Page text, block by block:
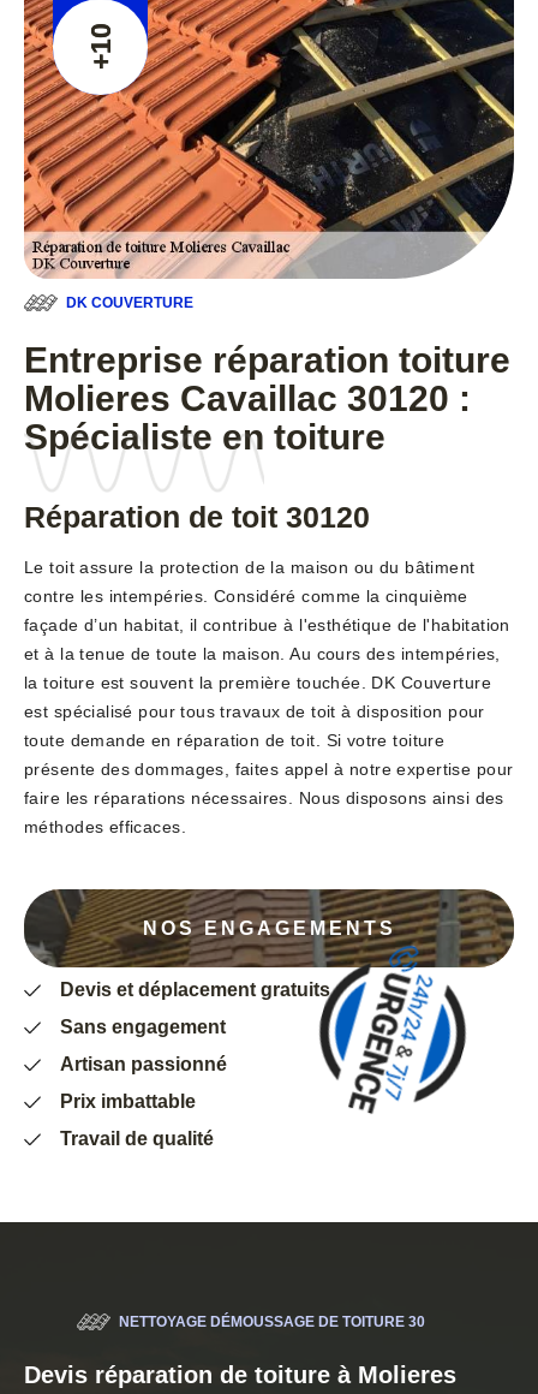
+10
DK COUVERTURE
Entreprise réparation toiture
Molieres Cavaillac 30120 :
Spécialiste en toiture
Réparation de toit 30120
Le toit assure la protection de la maison ou du bâtiment
contre les intempéries. Considéré comme la cinquième
façade d’un habitat, il contribue à l'esthétique de l'habitation
et à la tenue de toute la maison. Au cours des intempéries,
la toiture est souvent la première touchée. DK Couverture
est spécialisé pour tous travaux de toit à disposition pour
toute demande en réparation de toit. Si votre toiture
présente des dommages, faites appel à notre expertise pour
faire les réparations nécessaires. Nous disposons ainsi des
méthodes efficaces.
NOS ENGAGEMENTS
Devis et déplacement gratuits
Sans engagement
Artisan passionné
Prix imbattable
Travail de qualité
NETTOYAGE DÉMOUSSAGE DE TOITURE 30
Devis réparation de toiture à Molieres